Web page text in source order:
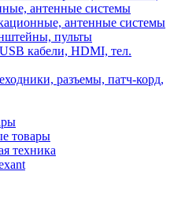
антенные системы
антенные системы
пульты
кабели, HDMI, тел.
разъемы, патч-корд,
товары
техника